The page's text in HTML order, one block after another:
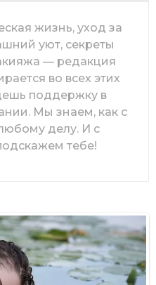
жизнь, уход за
уют, секреты
— редакция
во всех этих
поддержку в
Мы знаем, как с
делу. И с
тебе!